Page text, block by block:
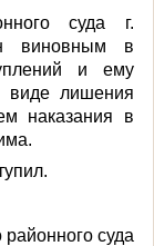
суда г.
виновным в
и ему
виде лишения
наказания в
суда